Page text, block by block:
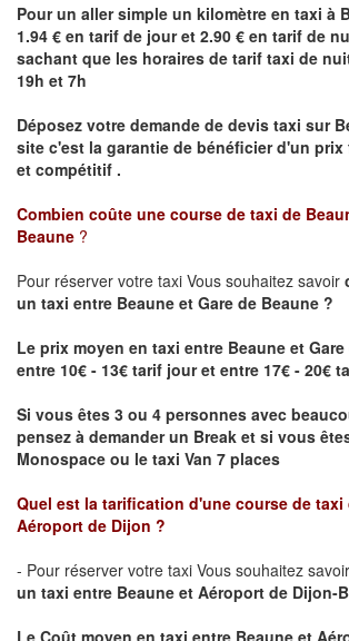
Pour un aller simple un kilomètre en taxi à
1.94 € en tarif de jour et 2.90 € en tarif de
sachant que les horaires de tarif taxi de
19h et 7h
Déposez votre demande de devis taxi sur
site c'est la garantie de bénéficier d'un prix
et compétitif .
Combien coûte une course de taxi de
Beaune ?
Pour réserver votre taxi Vous souhaitez savoir
un taxi entre Beaune et Gare de Beaune ?
Le prix moyen en taxi entre Beaune et
entre 10€ - 13€ tarif jour et entre 17€ - 20€
Si vous êtes 3 ou 4 personnes avec
pensez à demander un Break et si vous
Monospace ou le taxi Van 7 places
Quel est la tarification d'une course de taxi
Aéroport de Dijon ?
- Pour réserver votre taxi Vous souhaitez savoir
un taxi entre Beaune et Aéroport de Dijon-